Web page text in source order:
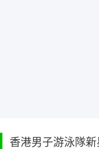
香港男子游泳隊